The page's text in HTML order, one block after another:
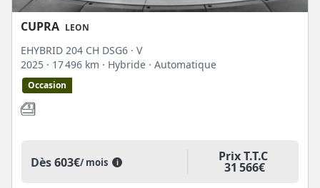
CUPRA LEON
EHYBRID 204 CH DSG6 · V
2025 · 17 496 km · Hybride · Automatique
Occasion
Dès603€/ mois i Prix T.T.C
31 566€